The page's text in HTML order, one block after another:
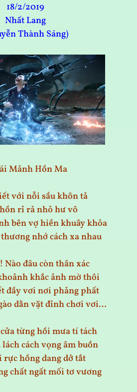
18/2/2019
Nhất Lang
Thành Sáng)
Mảnh Hồn Ma
với nỗi sầu khôn tả
rỉ rả nhỏ hư vô
bên vợ hiền khuây khỏa
nhớ cách xa nhau
đâu còn thân xác
khắc ảnh mờ thôi
đầy vơi nơi phảng phất
dằn vặt đỉnh chơi vơi…
từng hồi mưa tí tách
cách vọng âm buồn
rực hồng dang dở tắt
chất ngất mối tơ vương